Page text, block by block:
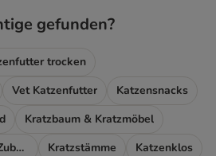
gefunden?
trocken
Vet Katzenfutter
Katzensnacks
Kratzbaum & Kratzmöbel
Kratzbaum Ersatzteile & Zubehör
Kratzstämme
Katzenklos